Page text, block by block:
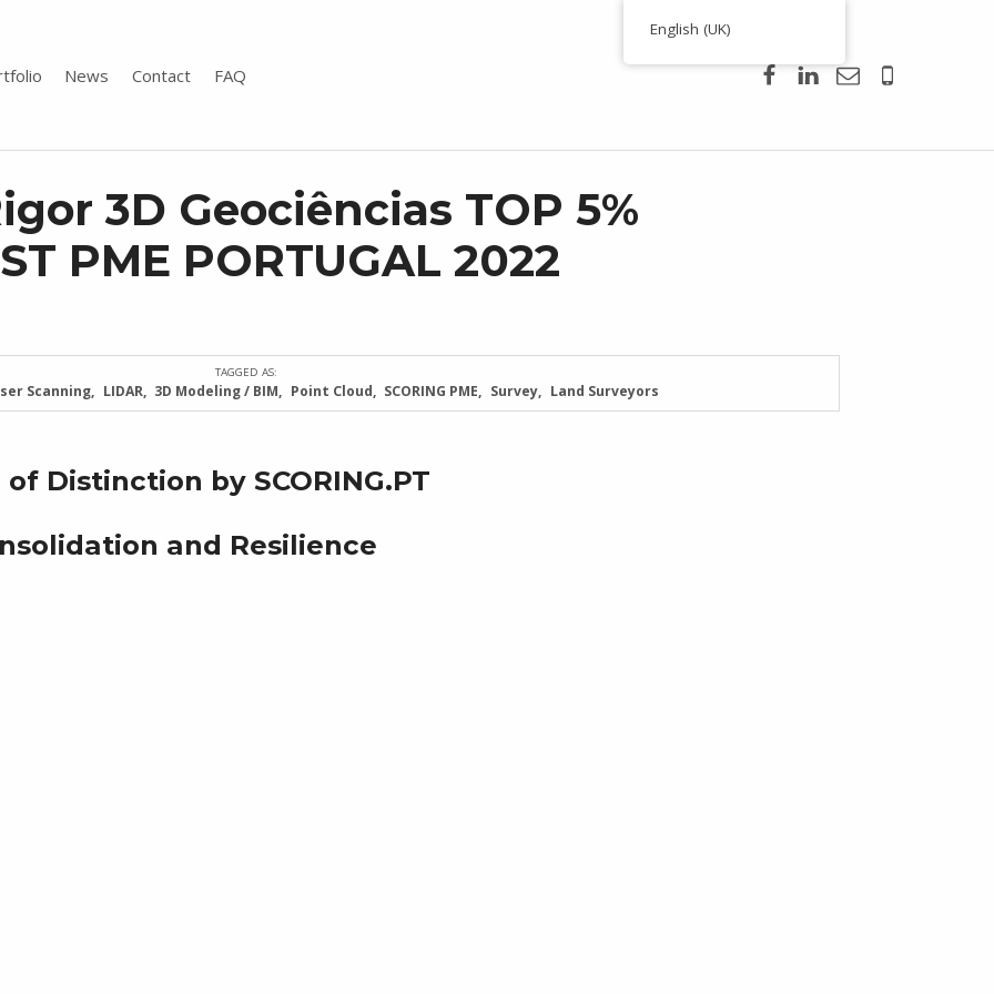
News Contact FAQ
3D Geociências TOP 5%
PME PORTUGAL 2022
TAGGED AS:
Scanning LIDAR 3D Modeling / BIM Point Cloud SCORING PME Survey Land Surveyors
Distinction by SCORING.PT
and Resilience
English (UK)